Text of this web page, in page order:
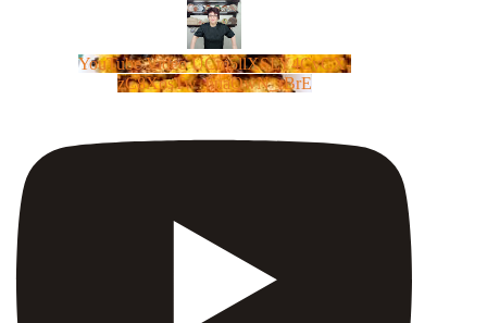
YouTube Video UCm5llXSLY4CyCX-
zC8XosTw_huaQwN_rBrE